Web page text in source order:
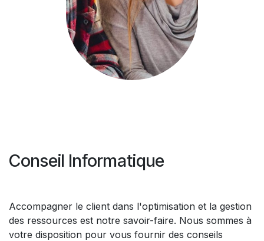
Conseil Informatique
Accompagner le client dans l'optimisation et la gestion
des ressources est notre savoir-faire. Nous sommes à
votre disposition pour vous fournir des conseils